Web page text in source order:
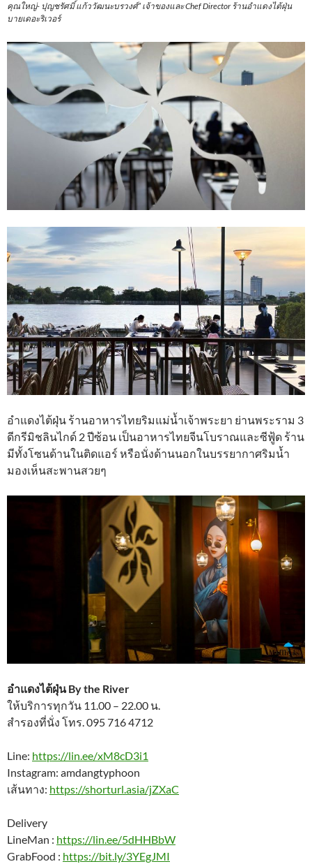
คุณใหญ่- ปุญชรัศมิ์ แก้ววัฒนะบรวงศ์” เจ้าของและ Chef Director ร้านอำแดงไต้ฝุ่น
บายเดอะริเวอร์
อำแดงไต้ฝุ่น ร้านอาหารไทยริมแม่น้ำเจ้าพระยา ย่านพระราม 3
ดีกรีมิชลินไกด์ 2 ปีซ้อน เป็นอาหารไทยจีนโบราณและซีฟู้ด ร้าน
มีทั้งโซนด้านในติดแอร์ หรือนั่งด้านนอกในบรรยากาศริมน้ำ
มองเห็นสะพานสวยๆ
อำแดงไต้ฝุ่น By the River
ให้บริการทุกวัน 11.00 – 22.00 น.
สำรองที่นั่ง โทร. 095 716 4712
Line: https://lin.ee/xM8cD3i1
Instagram: amdangtyphoon
เส้นทาง: https://shorturl.asia/jZXaC
Delivery
LineMan : https://lin.ee/5dHHBbW
GrabFood : https://bit.ly/3YEgJMI